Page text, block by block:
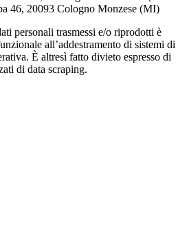
46, 20093 Cologno Monzese (MI)
personali trasmessi e/o riprodotti è
all’addestramento di sistemi di
È altresì fatto divieto espresso di
di data scraping.